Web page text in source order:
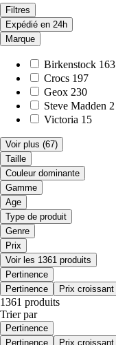
Filtres
Expédié en 24h
Marque
Birkenstock 163
Crocs 197
Geox 230
Steve Madden 2
Victoria 15
Voir plus (67)
Taille
Couleur dominante
Gamme
Age
Type de produit
Genre
Prix
Voir les 1361 produits
Pertinence
Pertinence
Prix croissant
1361 produits
Trier par
Pertinence
Pertinence
Prix croissant